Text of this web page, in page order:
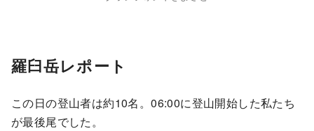
羅臼岳レポート
この日の登山者は約10名。06:00に登山開始した私たち
が最後尾でした。